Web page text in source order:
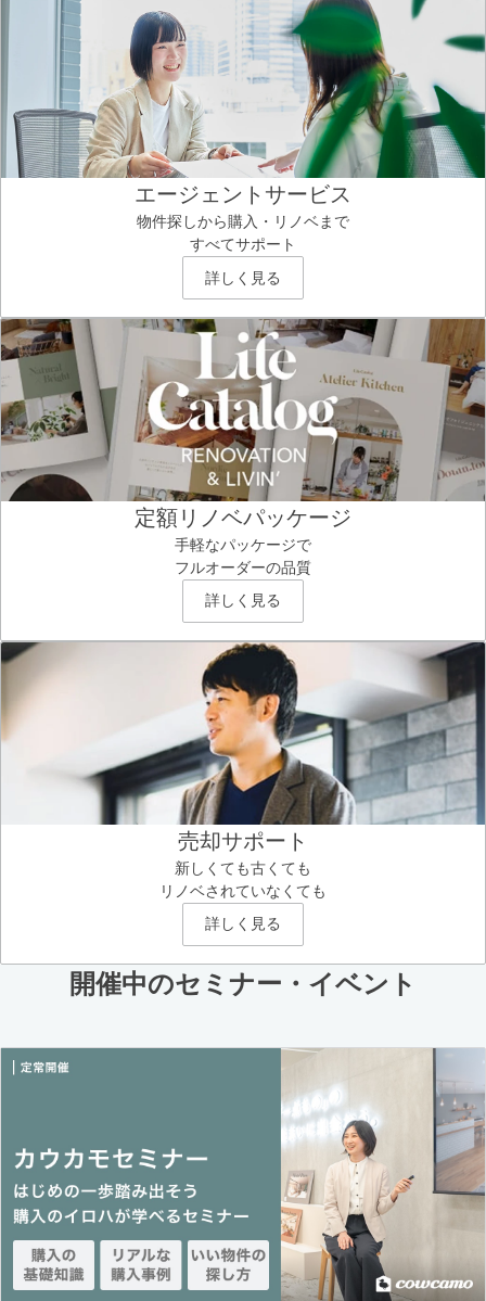
エージェントサービス
物件探しから購入・リノベまで
すべてサポート
詳しく見る
定額リノベパッケージ
手軽なパッケージで
フルオーダーの品質
詳しく見る
売却サポート
新しくても古くても
リノベされていなくても
詳しく見る
開催中のセミナー・イベント